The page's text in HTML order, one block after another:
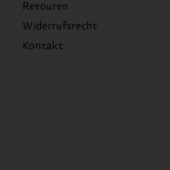
Retouren
Widerrufsrecht
Kontakt